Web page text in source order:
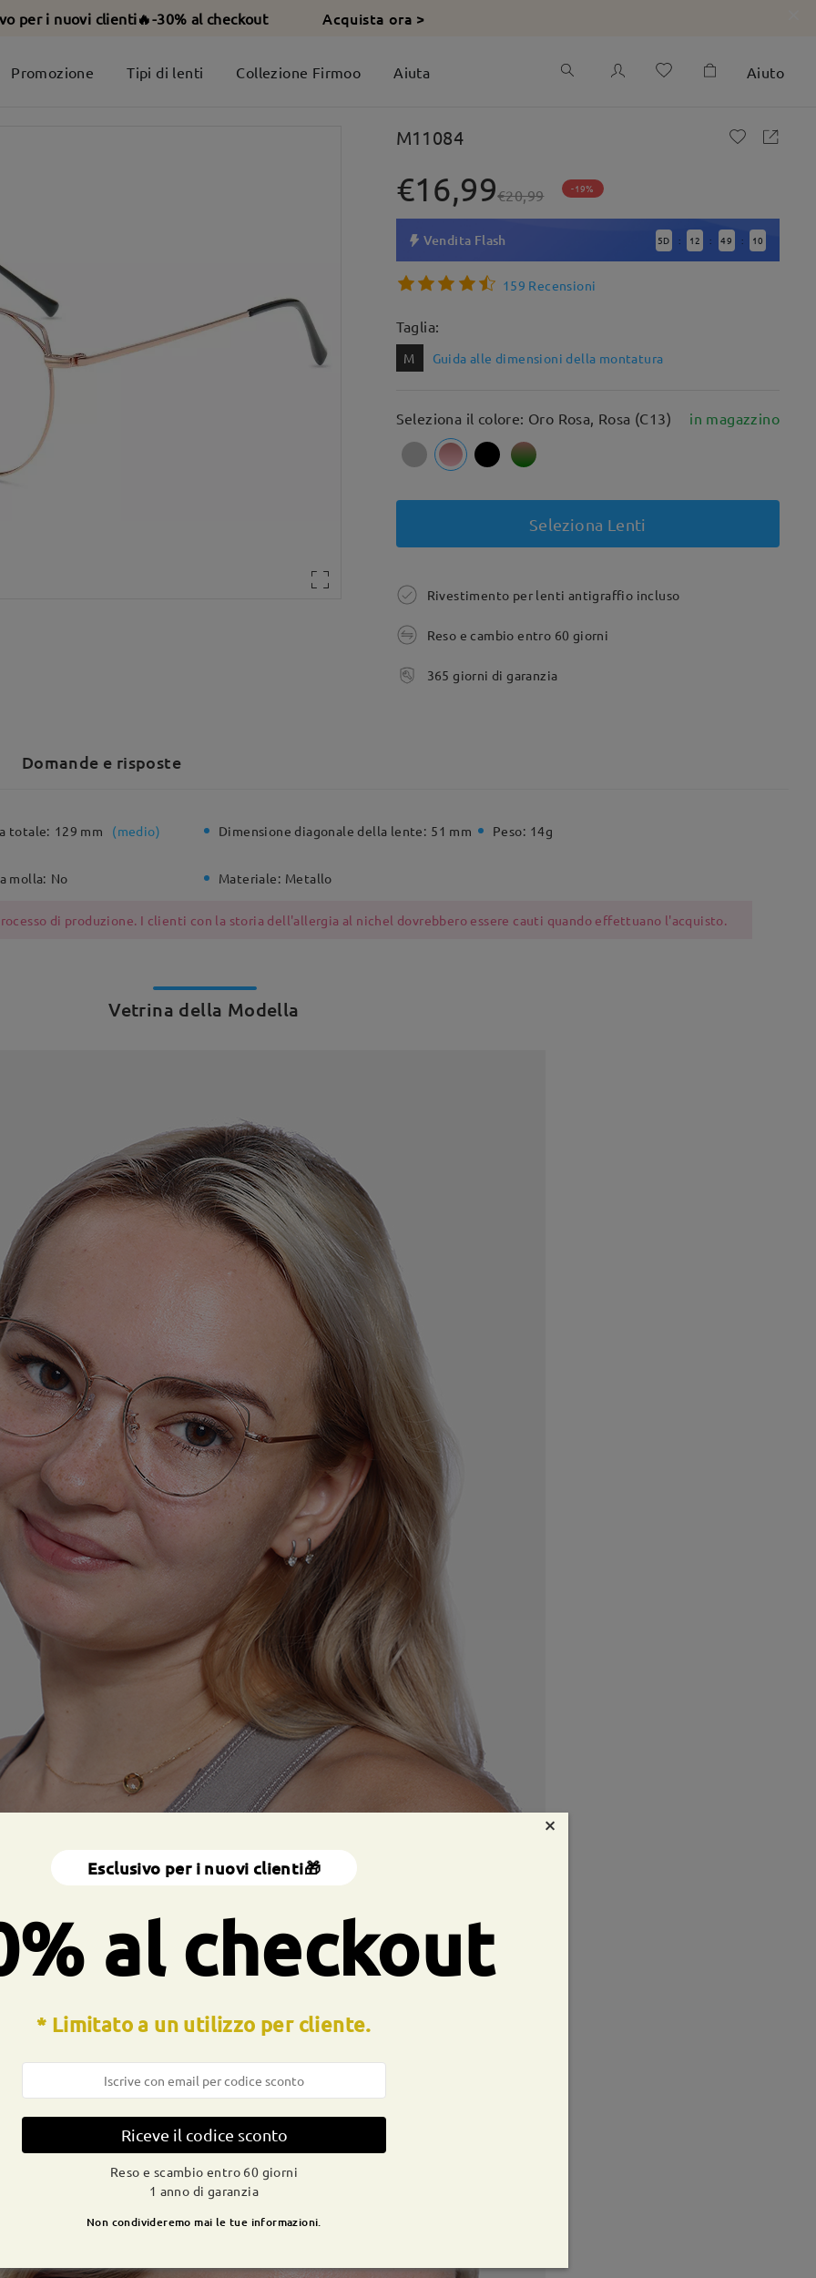
per i nuovi clienti🔥-30% al checkout Acquista ora >
Promozione Tipi di lenti Collezione Firmoo Aiuta Aiuto
M11084
€16,99€20,99 -19%
Vendita Flash 5D : 12 : 49 : 8
159 Recensioni
Taglia:
M Guida alle dimensioni della montatura
Seleziona il colore: Oro Rosa, Rosa (C13) in magazzino
Seleziona Lenti
Rivestimento per lenti antigraffio incluso
Reso e cambio entro 60 giorni
365 giorni di garanzia
Domande e risposte
totale: 129 mm (medio) Dimensione diagonale della lente: 51 mm Peso: 14g
molla: No Materiale: Metallo
di produzione. I clienti con la storia dell'allergia al nichel dovrebbero essere cauti quando effettuano l'acquisto.
Vetrina della Modella
×
Esclusivo per i nuovi clienti🎁
al checkout
* Limitato a un utilizzo per cliente.
Riceve il codice sconto
Reso e scambio entro 60 giorni
1 anno di garanzia
Non condivideremo mai le tue informazioni.